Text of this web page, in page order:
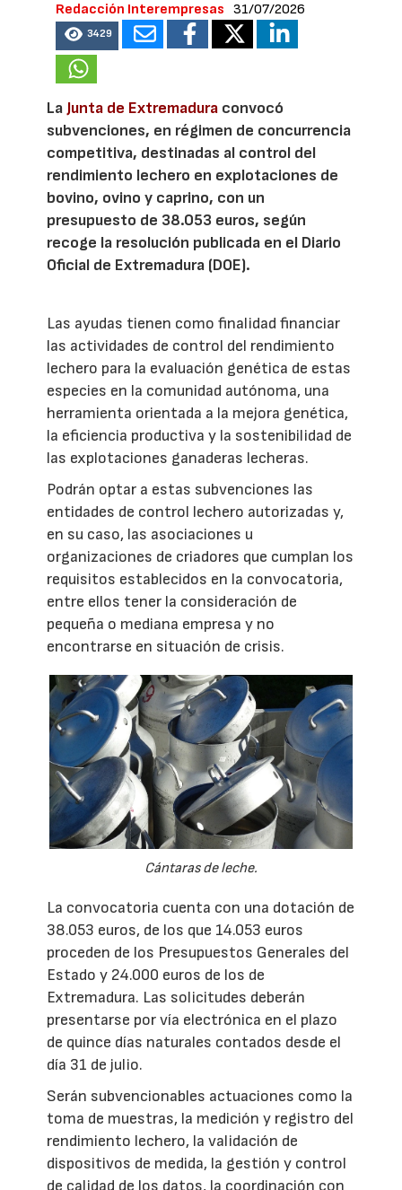
Redacción Interempresas 31/07/2026
3429
La Junta de Extremadura convocó
subvenciones, en régimen de concurrencia
competitiva, destinadas al control del
rendimiento lechero en explotaciones de
bovino, ovino y caprino, con un
presupuesto de 38.053 euros, según
recoge la resolución publicada en el Diario
Oficial de Extremadura (DOE).
Las ayudas tienen como finalidad financiar
las actividades de control del rendimiento
lechero para la evaluación genética de estas
especies en la comunidad autónoma, una
herramienta orientada a la mejora genética,
la eficiencia productiva y la sostenibilidad de
las explotaciones ganaderas lecheras.
Podrán optar a estas subvenciones las
entidades de control lechero autorizadas y,
en su caso, las asociaciones u
organizaciones de criadores que cumplan los
requisitos establecidos en la convocatoria,
entre ellos tener la consideración de
pequeña o mediana empresa y no
encontrarse en situación de crisis.
Cántaras de leche.
La convocatoria cuenta con una dotación de
38.053 euros, de los que 14.053 euros
proceden de los Presupuestos Generales del
Estado y 24.000 euros de los de
Extremadura. Las solicitudes deberán
presentarse por vía electrónica en el plazo
de quince días naturales contados desde el
día 31 de julio.
Serán subvencionables actuaciones como la
toma de muestras, la medición y registro del
rendimiento lechero, la validación de
dispositivos de medida, la gestión y control
de calidad de los datos, la coordinación con